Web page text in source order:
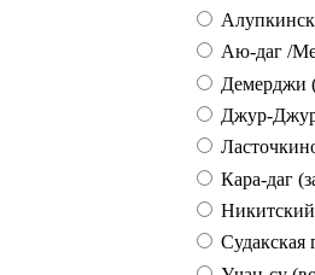
Аю-даг /
Демерджи
Джур-
Кара-даг
Никитский
Судакская